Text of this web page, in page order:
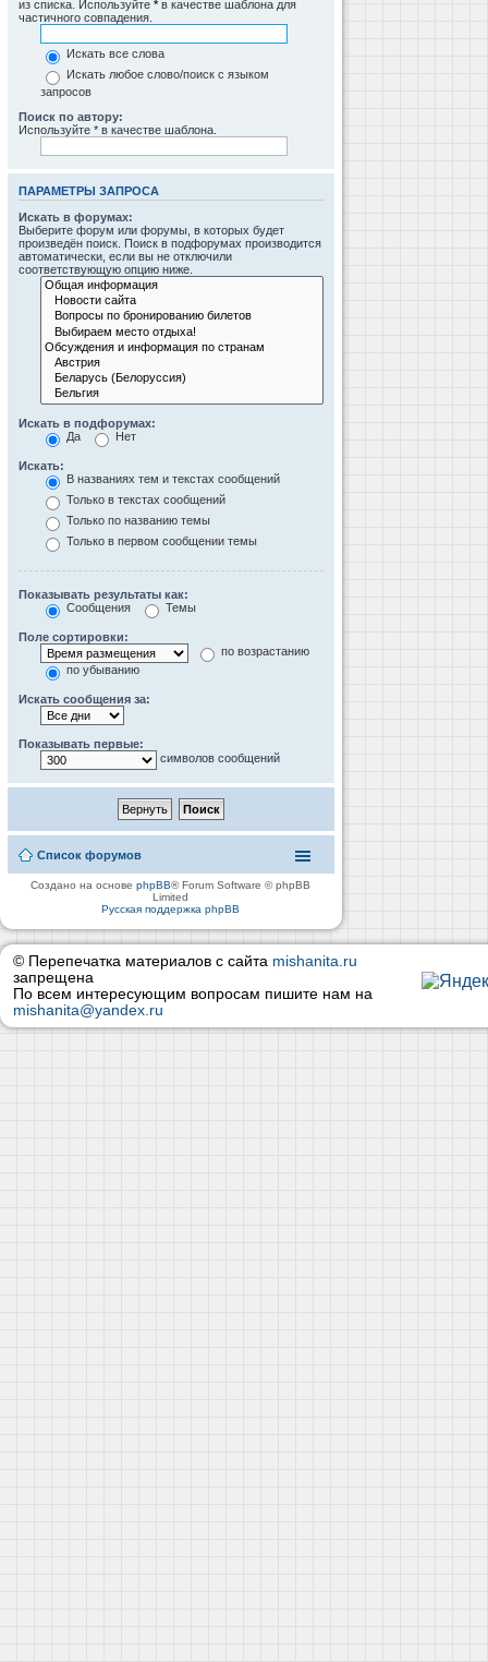
из списка. Используйте * в качестве шаблона для
частичного совпадения.
Искать все слова
Искать любое слово/поиск с языком
запросов
Поиск по автору:
Используйте * в качестве шаблона.
ПАРАМЕТРЫ ЗАПРОСА
Искать в форумах:
Выберите форум или форумы, в которых будет
произведён поиск. Поиск в подфорумах производится
автоматически, если вы не отключили
соответствующую опцию ниже.
Искать в подфорумах:
Да
Нет
Искать:
В названиях тем и текстах сообщений
Только в текстах сообщений
Только по названию темы
Только в первом сообщении темы
Показывать результаты как:
Сообщения
Темы
Поле сортировки:
по возрастанию
по убыванию
Искать сообщения за:
Показывать первые:
символов сообщений
Список форумов
Создано на основеphpBB® Forum Software © phpBB
Limited
Русская поддержка phpBB
© Перепечатка материалов с сайта mishanita.ru
запрещена
По всем интересующим вопросам пишите нам на
mishanita@yandex.ru